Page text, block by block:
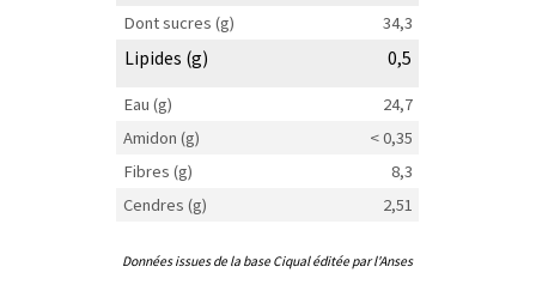
Dont sucres (g) 34,3
Lipides (g) 0,5
Eau (g)
24,7
Amidon (g)
< 0,35
Fibres (g)
8,3
Cendres (g)
2,51
Données issues de la base Ciqual éditée par l'Anses